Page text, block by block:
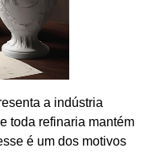
a indústria
toda refinaria mantém
é um dos motivos